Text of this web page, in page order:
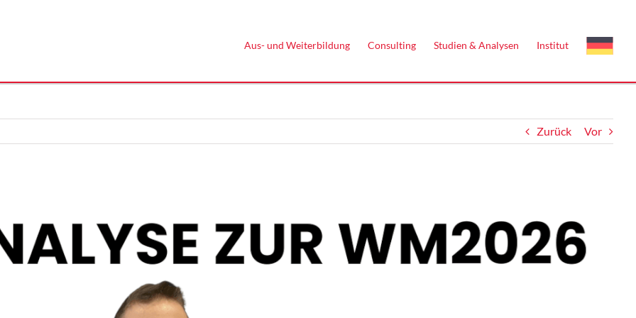
Aus- und Weiterbildung Consulting Studien & Analysen Institut
Zurück Vor